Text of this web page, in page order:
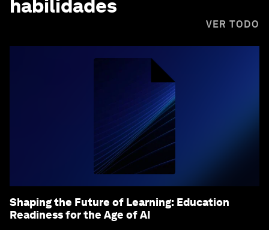
habilidades
VER TODO
Shaping the Future of Learning: Education
Readiness for the Age of AI